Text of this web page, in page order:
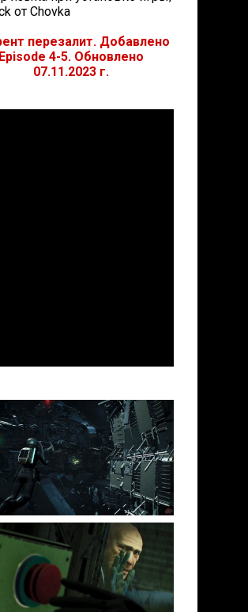
от Chovka
перезалит. Добавлено
Episode 4-5. Обновлено
07.11.2023 г.